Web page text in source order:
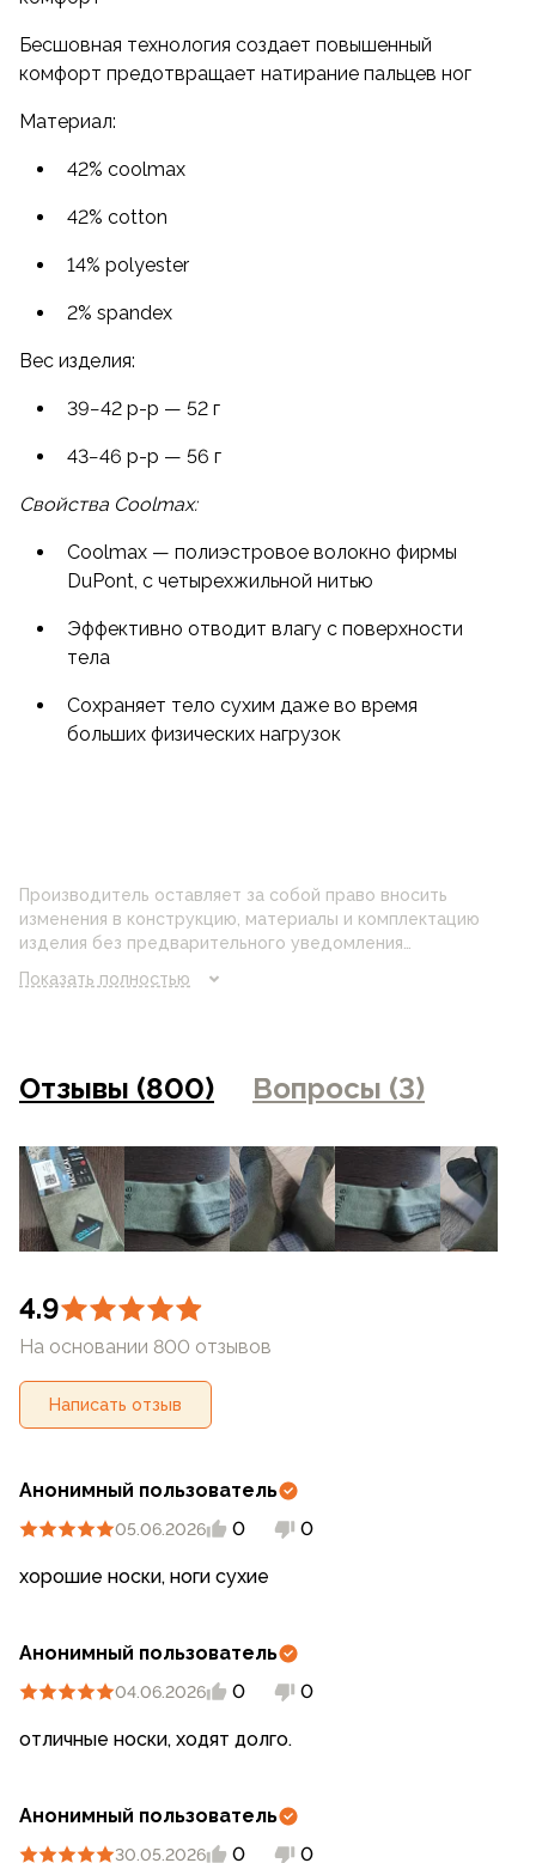
Бесшовная технология создает повышенный
комфорт предотвращает натирание пальцев ног
Материал:
42% coolmax
42% cotton
14% polyester
2% spandex
Вес изделия:
39−42 р-р — 52 г
43−46 р-р — 56 г
Свойства Coolmax:
Coolmax — полиэстровое волокно фирмы
DuPont, с четырехжильной нитью
Эффективно отводит влагу с поверхности
тела
Cохраняет тело сухим даже во время
больших физических нагрузок
Производитель оставляет за собой право вносить
изменения в конструкцию, материалы и комплектацию
изделия без предварительного уведомления
отличаться от реального цвета товара, что связано с
магазинах
Показать полностью
Отзывы (800) Вопросы (3)
4.9
На основании 800 отзывов
Написать отзыв
Анонимный пользователь
05.06.2026 0 0
хорошие носки, ноги сухие
Анонимный пользователь
04.06.2026 0 0
отличные носки, ходят долго.
Анонимный пользователь
30.05.2026 0 0